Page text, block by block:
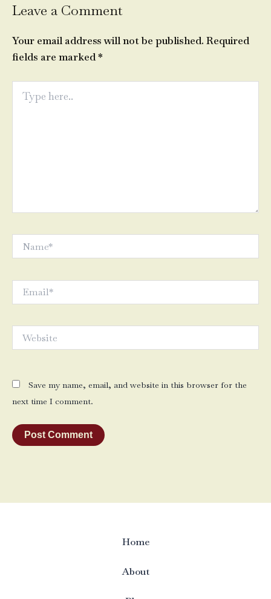
Leave a Comment
Your email address will not be published. Required
fields are marked*
here..
Save my name, email, and website in this browser for the
next time I comment.
Home
About